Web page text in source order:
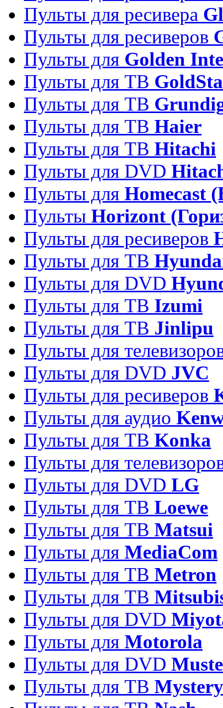
Пульты для ресивера
Пульты для ресиверов
Пульты для Golden
Пульты для ТВ
Пульты для ТВ
Пульты для ТВ Haier
Пульты для ТВ Hitachi
Пульты для DVD
Пульты для Homecast
Пульты Horizont
Пульты для ресиверов
Пульты для ТВ
Пульты для DVD
Пульты для ТВ Izumi
Пульты для ТВ Jinlipu
Пульты для
Пульты для DVD JVC
Пульты для ресиверов
Пульты для аудио
Пульты для ТВ Konka
Пульты для
Пульты для DVD LG
Пульты для ТВ Loewe
Пульты для ТВ Matsui
Пульты для MediaCom
Пульты для ТВ Metron
Пульты для TB
Пульты для DVD
Пульты для Motorola
Пульты для DVD
Пульты для ТВ Mystery